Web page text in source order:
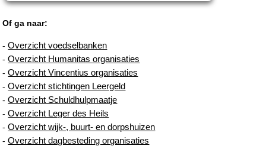
Of ga naar:
-Overzicht voedselbanken
-Overzicht Humanitas organisaties
-Overzicht Vincentius organisaties
-Overzicht stichtingen Leergeld
-Overzicht Schuldhulpmaatje
-Overzicht Leger des Heils
-Overzicht wijk-, buurt- en dorpshuizen
-Overzicht dagbesteding organisaties